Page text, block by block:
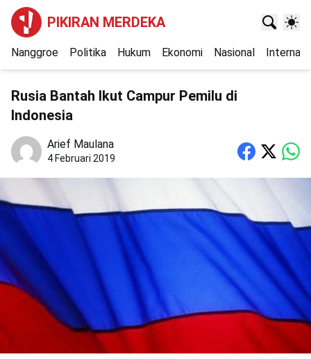
PIKIRAN MERDEKA
Nanggroe Politika Hukum Ekonomi Nasional
Rusia Bantah Ikut Campur Pemilu di
Indonesia
Arief Maulana
4 Februari 2019